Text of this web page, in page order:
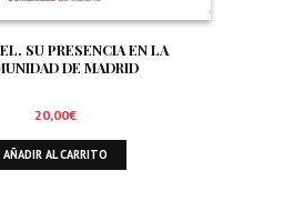
SU PRESENCIA EN LA
DE MADRID
20,00€
AÑADIR AL CARRITO